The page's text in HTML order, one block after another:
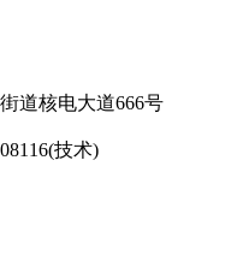
道核电大道666号
技术)